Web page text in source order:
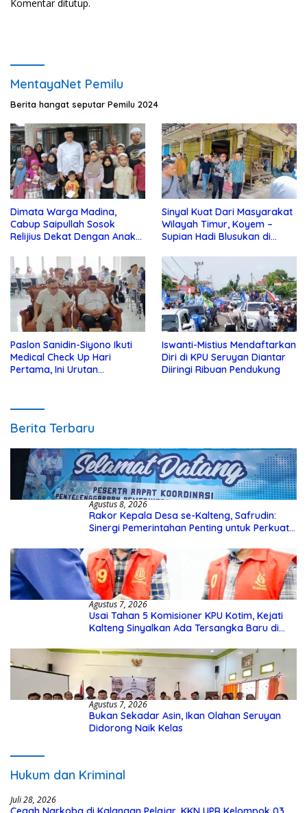
Komentar ditutup.
MentayaNet Pemilu
Berita hangat seputar Pemilu 2024
Dimata Warga Madina,
Cabup Saipullah Sosok
Relijius Dekat Dengan Anak
Sinyal Kuat Dari Masyarakat
Wilayah Timur, Koyem –
Supian Hadi Blusukan di
Paslon Sanidin-Siyono Ikuti
Medical Check Up Hari
Pertama, Ini Urutan
Iswanti-Mistius Mendaftarkan
Diri di KPU Seruyan Diantar
Diiringi Ribuan Pendukung
Berita Terbaru
Agustus 8, 2026
Rakor Kepala Desa se-Kalteng, Safrudin:
Sinergi Pemerintahan Penting untuk Perkuat
Agustus 7, 2026
Usai Tahan 5 Komisioner KPU Kotim, Kejati
Kalteng Sinyalkan Ada Tersangka Baru di
Agustus 7, 2026
Bukan Sekadar Asin, Ikan Olahan Seruyan
Didorong Naik Kelas
Hukum dan Kriminal
Juli 28, 2026